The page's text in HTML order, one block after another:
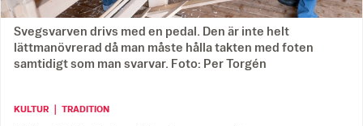
Svegsvarven drivs med en pedal. Den är inte helt
lättmanövrerad då man måste hålla takten med foten
samtidigt som man svarvar. Foto: Per Torgén
KULTUR ｜ TRADITION